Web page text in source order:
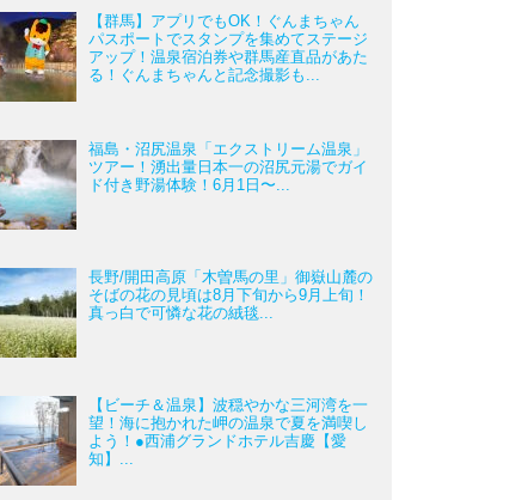
【群馬】アプリでもOK！ぐんまちゃん
パスポートでスタンプを集めてステージ
アップ！温泉宿泊券や群馬産直品があた
る！ぐんまちゃんと記念撮影も...
福島・沼尻温泉「エクストリーム温泉」
ツアー！湧出量日本一の沼尻元湯でガイ
ド付き野湯体験！6月1日〜...
長野/開田高原「木曽馬の里」御嶽山麓の
そばの花の見頃は8月下旬から9月上旬！
真っ白で可憐な花の絨毯...
【ビーチ＆温泉】波穏やかな三河湾を一
望！海に抱かれた岬の温泉で夏を満喫し
よう！●西浦グランドホテル吉慶【愛
知】...